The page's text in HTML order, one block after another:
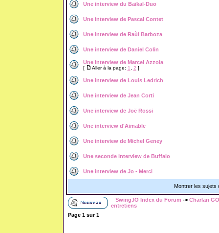
Une interview du Baïkal-Duo
Une interview de Pascal Contet
Une interview de Raùl Barboza
Une interview de Daniel Colin
Une interview de Marcel Azzola
[ Aller à la page: 1 2 ]
Une interview de Louis Ledrich
Une interview de Jean Corti
Une interview de Joë Rossi
Une interview d'Aimable
Une interview de Michel Geney
Une seconde interview de Buffalo
Une interview de Jo - Merci
Montrer les sujets
SwingJO Index du Forum -> Charlan
entretiens
Page 1sur1